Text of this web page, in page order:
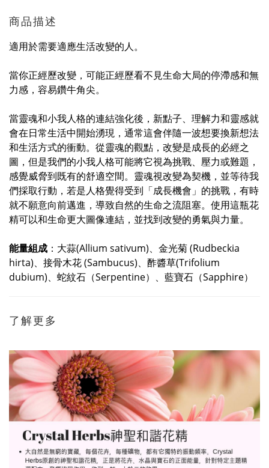
商品描述
適用於需要適應生活改變的人。
當你正經歷改變，可能正經歷看不見生命大局的停滯感和無
力感，容易鑽牛角尖。
當靈魂和小我人格的連結強化後，新點子、理解力和靈感就
會在日常生活中開始湧現，通常這會伴隨一波想要換新想法
和生活方式的衝動。從靈魂的觀點，改變是成長的必經之
圖，但是我們的小我人格可能將它視為挑戰、壓力或難題，
感覺威脅到既有的舒適空間。靈魂視改變為契機，並等待我
們採取行動，若是人格覺得受到「成長機會」的挑戰，有時
就不願意向前邁進，導致自然的生命之流阻塞。使用這瓶花
精可以和生命更大圖像連結，並找到改變的勇氣與力量。
能量組成 ：大蒜(Allium sativum)、金光菊 (Rudbeckia
hirta)、接骨木花 (Sambucus)、酢醬草(Trifolium
dubium)、蛇紋石（Serpentine）、藍寶石（Sapphire）
了解更多